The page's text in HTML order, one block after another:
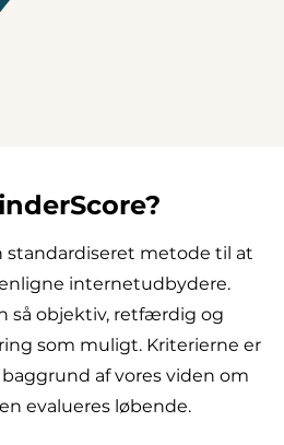
standardiseret metode til at
internetudbydere.
så objektiv, retfærdig og
som muligt. Kriterierne er
af vores viden om
evalueres løbende.